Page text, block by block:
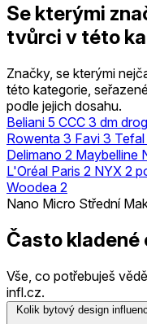
Se kterými
tvůrci v této
Značky, se kterými
této kategorie,
podle jejich dosahu.
Beliani 5 CCC 3 dm
Rowenta 3 Favi 3 Tefal
Delimano 2 Maybelline
L'Oréal Paris 2 NYX 2
Woodea 2
Nano Micro Střední
Často kladené
Vše, co potřebuješ
infl.cz.
Kolik bytový design